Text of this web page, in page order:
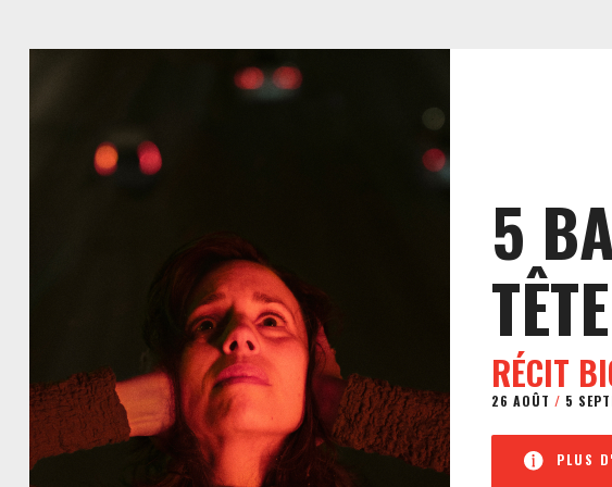
5
TÊTE
RÉCIT
26 AOÛT / 5
PLUS